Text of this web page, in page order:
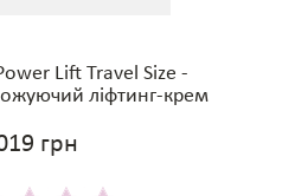
Lift Travel Size -
ліфтинг-крем
грн